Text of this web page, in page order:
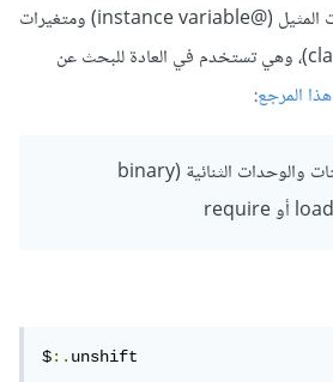
المتغيرات المحلية ومتغيرات المثيل (@instance variable) ومتغيرات
الصنف (@@class variable)، وهي تستخدم في العادة للبحث عن
هذا المرجع:
$: تحميل المسار للسكربتات والوحدات الثنائية (binary
$:.unshift